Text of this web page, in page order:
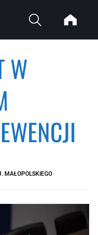
W
MAŁOPOLSKIEGO